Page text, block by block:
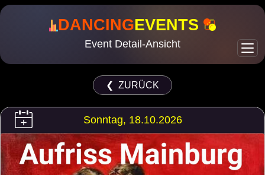
DANCINGEVENTS
Event Detail-Ansicht
❮ ZURÜCK
Sonntag, 18.10.2026